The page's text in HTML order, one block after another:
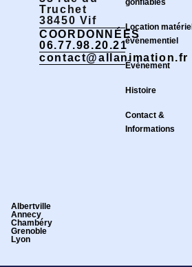
Truchet
38450 Vif
COORDONNÉES
06.77.98.20.21
contact@allanimation.fr
gonflables
Location matériel
événementiel
Évènement
Histoire
Contact &
Informations
Albertville
Annecy
Chambéry
Grenoble
Lyon